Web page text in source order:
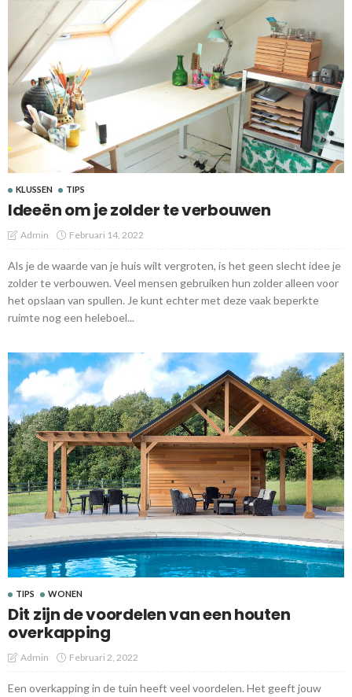
KLUSSEN TIPS
Ideeën om je zolder te verbouwen
Admin Februari 14, 2022
Als je de waarde van je huis wilt vergroten, is het geen slecht idee je
zolder te verbouwen. Veel mensen gebruiken hun zolder alleen voor
het opslaan van spullen. Je kunt echter met deze vaak beperkte
ruimte nog een heleboel...
TIPS WONEN
Dit zijn de voordelen van een houten
overkapping
Admin Februari 2, 2022
Een overkapping in de tuin heeft veel voordelen. Het geeft jouw